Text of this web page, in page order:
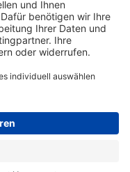
genau
unter anderem Tinte
– großer sowie
Online Fachhandel für
oder den Alltag mit
macht, finden Sie
Beleuchtung,
günstige Angebote und